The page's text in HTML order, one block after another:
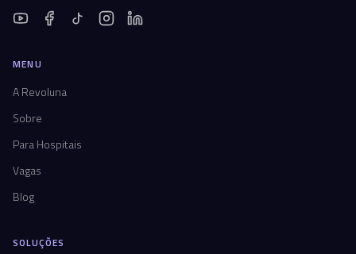
MENU
A Revoluna
Sobre
Para Hospitais
Vagas
Blog
SOLUÇÕES